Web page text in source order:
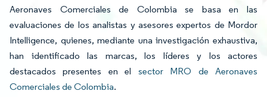
Aeronaves Comerciales de Colombia se basa en las
evaluaciones de los analistas y asesores expertos de Mordor
Intelligence, quienes, mediante una investigación exhaustiva,
han identificado las marcas, los líderes y los actores
destacados presentes en el sector MRO de Aeronaves
Comerciales de Colombia.